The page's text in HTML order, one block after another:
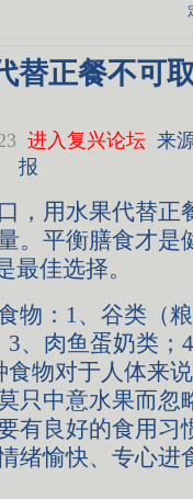
替正餐不可
进入复兴论坛来源
报
用水果代替正
。平衡膳食才是
最佳选择。
：1、谷类（粮
、肉鱼蛋奶类；
物对于人体来
只中意水果而忽
有良好的食用习
绪愉快、专心进